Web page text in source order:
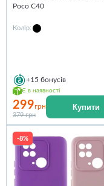
Poco C40
Колір:
+15 бонусів
Є в наявності
299грн
379 грн
Купити
-8%